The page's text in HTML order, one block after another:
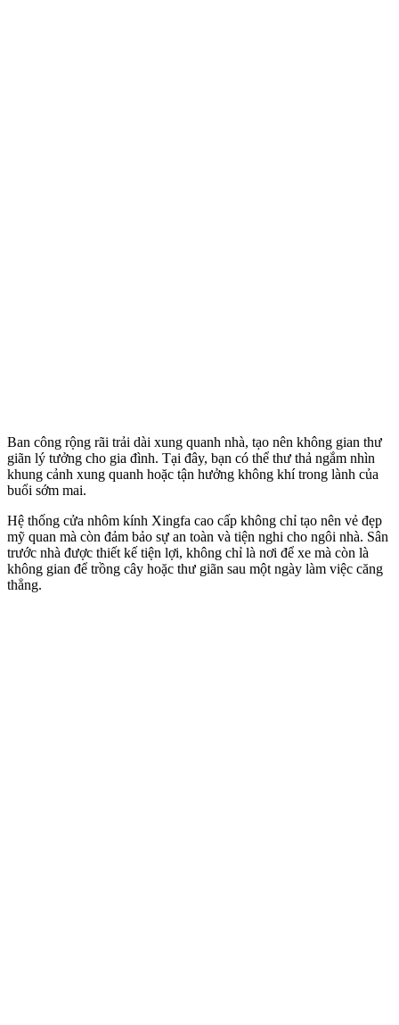
Ban công rộng rãi trải dài xung quanh nhà, tạo nên không gian thư
giãn lý tưởng cho gia đình. Tại đây, bạn có thể thư thả ngắm nhìn
khung cảnh xung quanh hoặc tận hưởng không khí trong lành của
buổi sớm mai.
Hệ thống cửa nhôm kính Xingfa cao cấp không chỉ tạo nên vẻ đẹp
mỹ quan mà còn đảm bảo sự an toàn và tiện nghi cho ngôi nhà. Sân
trước nhà được thiết kế tiện lợi, không chỉ là nơi để xe mà còn là
không gian để trồng cây hoặc thư giãn sau một ngày làm việc căng
thẳng.